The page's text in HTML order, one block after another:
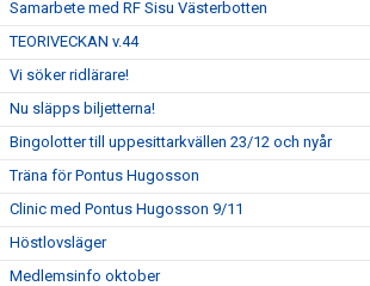
Samarbete med RF Sisu Västerbotten
TEORIVECKAN v.44
Vi söker ridlärare!
Nu släpps biljetterna!
Bingolotter till uppesittarkvällen 23/12 och nyår
Träna för Pontus Hugosson
Clinic med Pontus Hugosson 9/11
Höstlovsläger
Medlemsinfo oktober